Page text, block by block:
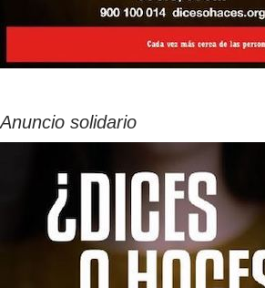
Anuncio solidario